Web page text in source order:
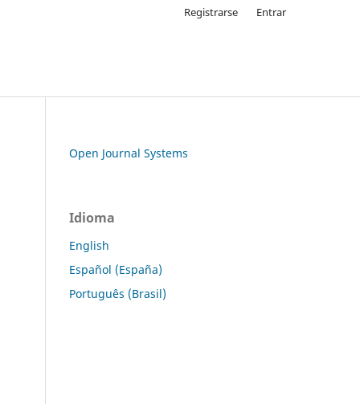
Registrarse Entrar
Open Journal Systems
Idioma
English
Español (España)
Português (Brasil)